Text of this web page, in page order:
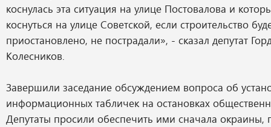
коснулась эта ситуация на улице Постовалова и
коснуться на улице Советской, если строительство
приостановлено, не пострадали», - сказал депутат
Колесников.
Завершили заседание обсуждением вопроса об
информационных табличек на остановках
Депутаты просили обеспечить ими сначала окраины,